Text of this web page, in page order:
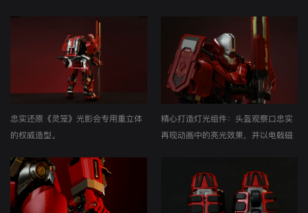
忠实还原《灵笼》光影会专用重立体
的权威造型。
视觉冲击。
精心打造灯光组件：头盔观察口忠实
再现动画中的亮光效果，并以电戟磁